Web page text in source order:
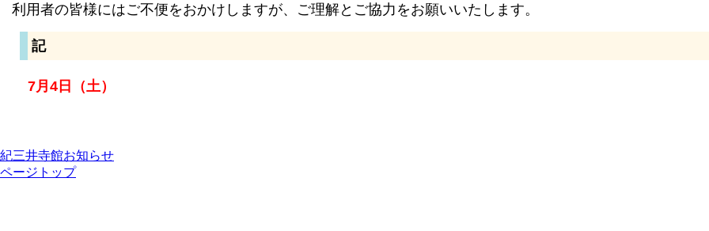
利用者の皆様にはご不便をおかけしますが、ご理解とご協力をお願いいたします。
記
7月4日（土）
紀三井寺館お知らせ
ページトップ